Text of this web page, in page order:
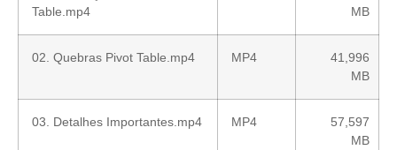
Table.mp4
MB
02. Quebras Pivot Table.mp4 MP4
41,996
MB
03. Detalhes Importantes.mp4 MP4
57,597
MB